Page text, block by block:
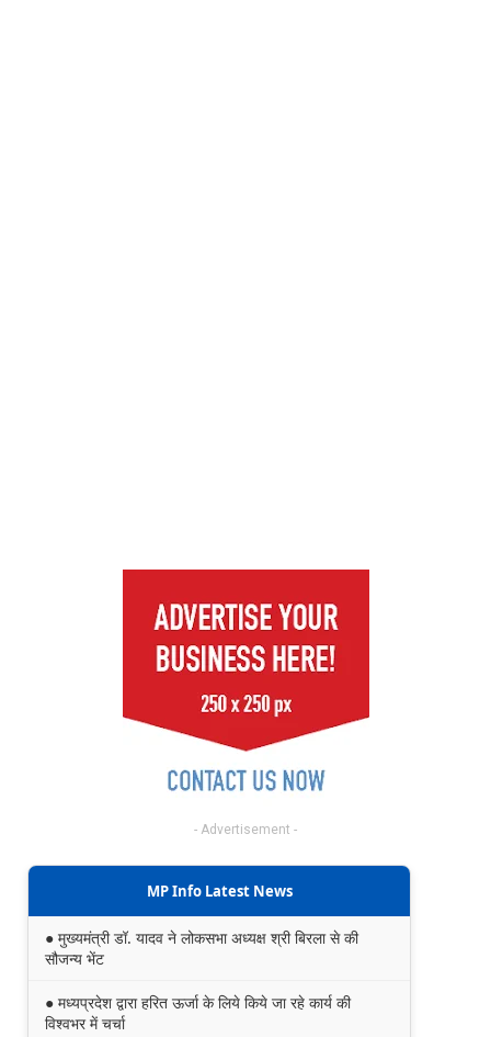
- Advertisement -
MP Info Latest News
● मुख्यमंत्री डॉ. यादव ने लोकसभा अध्यक्ष श्री बिरला से की
सौजन्य भेंट
● मध्यप्रदेश द्वारा हरित ऊर्जा के लिये किये जा रहे कार्य की
विश्वभर में चर्चा